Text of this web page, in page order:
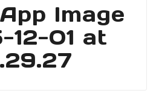
Image
12-01 at